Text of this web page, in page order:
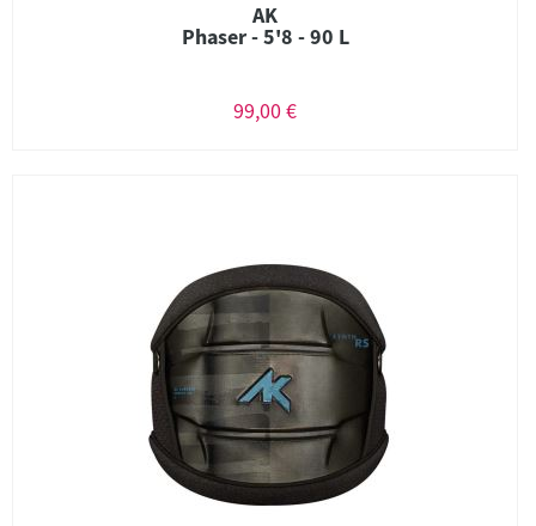
AK
Phaser - 5'8 - 90 L
99,00 €